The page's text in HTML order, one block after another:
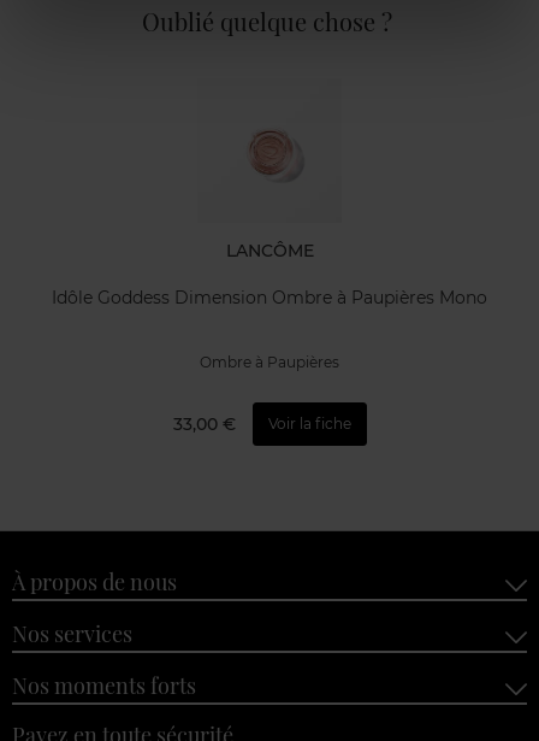
Oublié quelque chose ?
LANCÔME
Idôle Goddess Dimension Ombre à Paupières Mono
Ombre à Paupières
33,00 € Voir la fiche
À propos de nous
Nos services
Nos moments forts
Payez en toute sécurité